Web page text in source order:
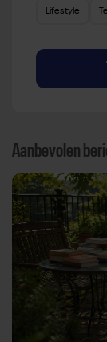
Lifestyle
Aanbevolen